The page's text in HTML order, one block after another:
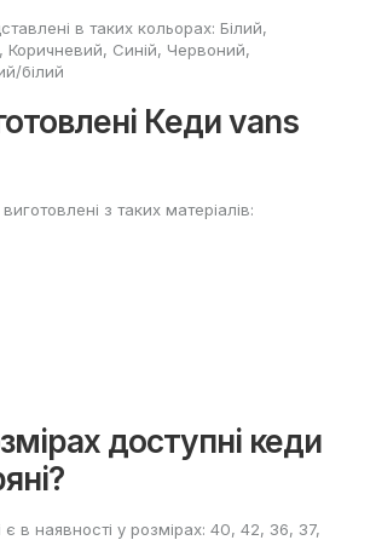
в таких кольорах: Білий,
Cиній, Червоний,
білий
Кеди vans
з таких матеріалів:
доступні кеди
є в наявності у розмірах: 40, 42, 36, 37,